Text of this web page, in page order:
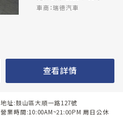
車商：瑞德汽車
查看詳情
地址:鼓山區大順一路127號
營業時間:10:00AM~21:00PM 周日公休